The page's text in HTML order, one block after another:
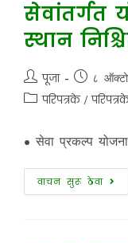
सेवांतर्गत
स्थान
पूजा ८
परिपत्रके /
• सेवा प्रकल्प
वाचन सुरू ठेवा